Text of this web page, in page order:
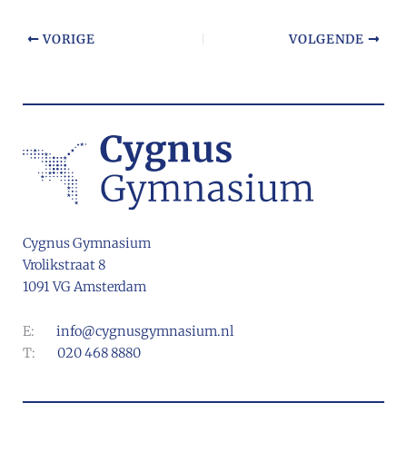
VORIGE VOLGENDE
Cygnus Gymnasium
Vrolikstraat 8
1091 VG Amsterdam
E: info@cygnusgymnasium.nl
T: 020 468 8880